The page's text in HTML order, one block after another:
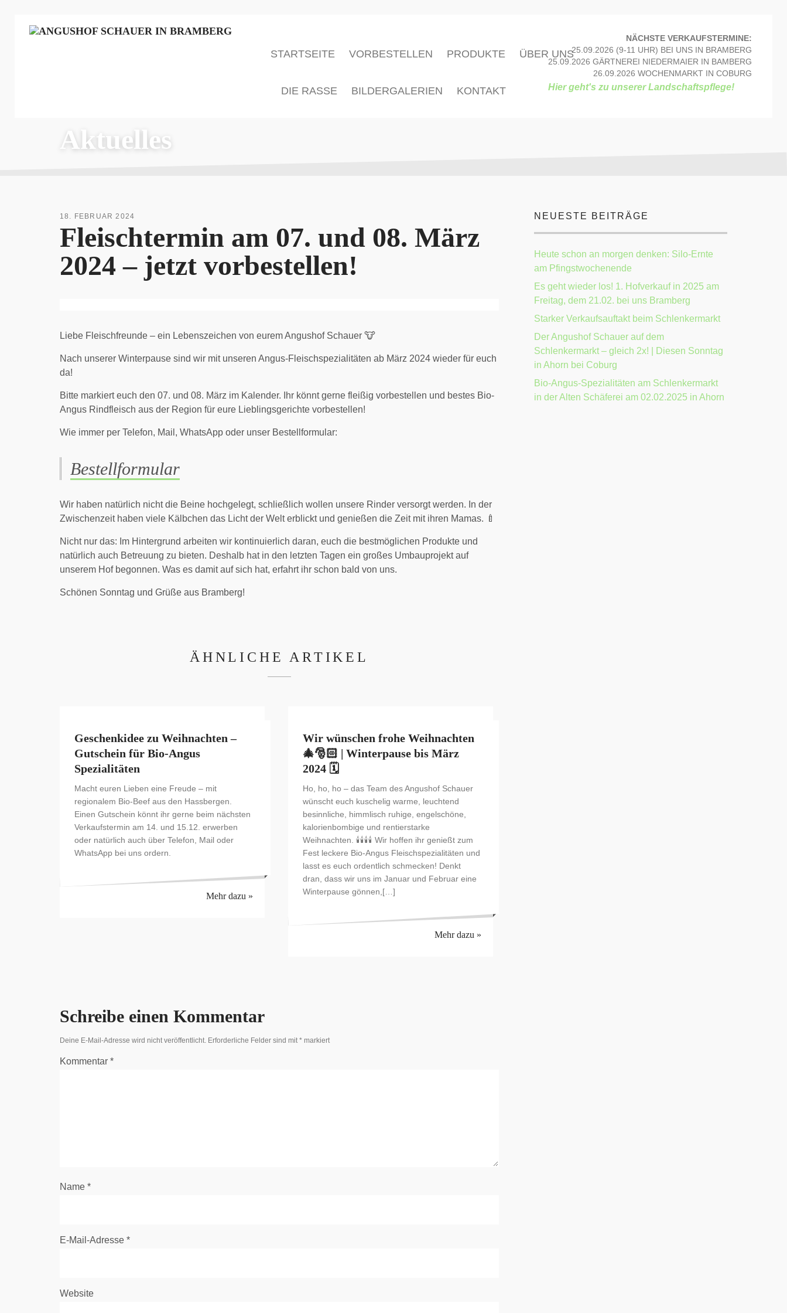
STARTSEITE VORBESTELLEN PRODUKTE ÜBER UNS
DIE RASSE BILDERGALERIEN KONTAKT
NÄCHSTE VERKAUFSTERMINE:
25.09.2026 (9-11 UHR) BEI UNS IN BRAMBERG
25.09.2026 GÄRTNEREI NIEDERMAIER IN BAMBERG
26.09.2026 WOCHENMARKT IN COBURG
Hier geht's zu unserer Landschaftspflege!
Aktuelles
18. FEBRUAR 2024
Fleischtermin am 07. und 08. März
2024 – jetzt vorbestellen!
Liebe Fleischfreunde – ein Lebenszeichen von eurem Angushof Schauer 🐮
Nach unserer Winterpause sind wir mit unseren Angus-Fleischspezialitäten ab März 2024 wieder für euch
da!
Bitte markiert euch den 07. und 08. März im Kalender. Ihr könnt gerne fleißig vorbestellen und bestes Bio-
Angus Rindfleisch aus der Region für eure Lieblingsgerichte vorbestellen!
Wie immer per Telefon, Mail, WhatsApp oder unser Bestellformular:
Bestellformular
Wir haben natürlich nicht die Beine hochgelegt, schließlich wollen unsere Rinder versorgt werden. In der
Zwischenzeit haben viele Kälbchen das Licht der Welt erblickt und genießen die Zeit mit ihren Mamas. 🍼
Nicht nur das: Im Hintergrund arbeiten wir kontinuierlich daran, euch die bestmöglichen Produkte und
natürlich auch Betreuung zu bieten. Deshalb hat in den letzten Tagen ein großes Umbauprojekt auf
unserem Hof begonnen. Was es damit auf sich hat, erfahrt ihr schon bald von uns.
Schönen Sonntag und Grüße aus Bramberg!
ÄHNLICHE ARTIKEL
Geschenkidee zu Weihnachten –
Gutschein für Bio-Angus
Spezialitäten
Macht euren Lieben eine Freude – mit
regionalem Bio-Beef aus den Hassbergen.
Einen Gutschein könnt ihr gerne beim nächsten
Verkaufstermin am 14. und 15.12. erwerben
oder natürlich auch über Telefon, Mail oder
WhatsApp bei uns ordern.
Mehr dazu »
Wir wünschen frohe Weihnachten
🎄🎅🏻 | Winterpause bis März
2024 🗓️
Ho, ho, ho – das Team des Angushof Schauer
wünscht euch kuschelig warme, leuchtend
besinnliche, himmlisch ruhige, engelschöne,
kalorienbombige und rentierstarke
Weihnachten. 🕯️🕯️🕯️🕯️ Wir hoffen ihr genießt zum
Fest leckere Bio-Angus Fleischspezialitäten und
lasst es euch ordentlich schmecken! Denkt
dran, dass wir uns im Januar und Februar eine
Winterpause gönnen,[…]
Mehr dazu »
Schreibe einen Kommentar
Deine E-Mail-Adresse wird nicht veröffentlicht. Erforderliche Felder sind mit* markiert
Kommentar *
Name *
E-Mail-Adresse *
Website
NEUESTE BEITRÄGE
Heute schon an morgen denken: Silo-Ernte
am Pfingstwochenende
Es geht wieder los! 1. Hofverkauf in 2025 am
Freitag, dem 21.02. bei uns Bramberg
Starker Verkaufsauftakt beim Schlenkermarkt
Der Angushof Schauer auf dem
Schlenkermarkt – gleich 2x! | Diesen Sonntag
in Ahorn bei Coburg
Bio-Angus-Spezialitäten am Schlenkermarkt
in der Alten Schäferei am 02.02.2025 in Ahorn